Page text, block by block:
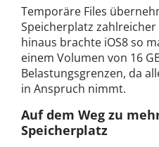
Temporäre Files
Speicherplatz
hinaus brachte iOS8 so
einem Volumen von 16
Belastungsgrenzen, da
in Anspruch nimmt.
Auf dem Weg zu
Speicherplatz